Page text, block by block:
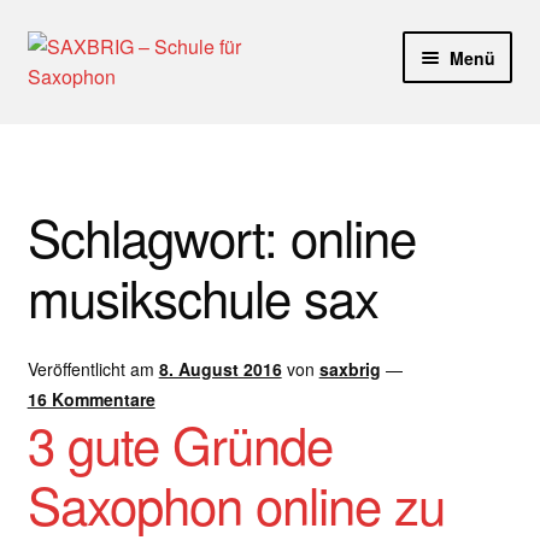
Zur
Navigation
Zum
Inhalt
Menü
Aktuelle Blog Artikel
ANMELDUNG
Dankeschön – Impro Basic Downloads (Youtube)
Datenschutz
Disclaimer
Schlagwort: online
musikschule sax
Veröffentlicht am 8. August 2016 von saxbrig —
16 Kommentare
3 gute Gründe
Saxophon online zu